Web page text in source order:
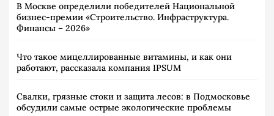
В Москве определили победителей Национальной
бизнес-премии «Строительство. Инфраструктура.
Финансы – 2026»
Что такое мицеллированные витамины, и как они
работают, рассказала компания IPSUM
Свалки, грязные стоки и защита лесов: в Подмосковье
обсудили самые острые экологические проблемы